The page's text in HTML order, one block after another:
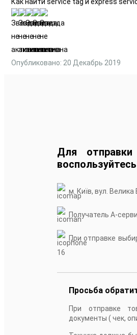
Опубликовано: 20 Декабрь 2019
Для
м. Київ, вул.
Получатель А-
При отправке
16
Просьба
При отправке
документы ( чек,